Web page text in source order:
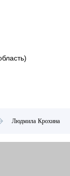
Людмила Крохина